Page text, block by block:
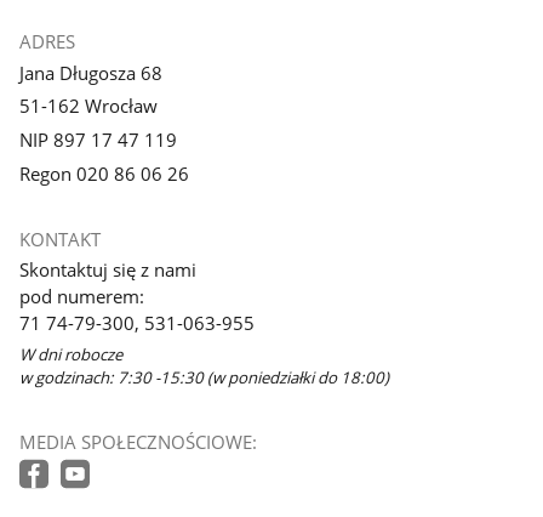
ADRES
Jana Długosza 68
51-162 Wrocław
NIP 897 17 47 119
Regon 020 86 06 26
KONTAKT
Skontaktuj się z nami
pod numerem:
71 74-79-300, 531-063-955
W dni robocze
w godzinach: 7:30 -15:30 (w poniedziałki do 18:00)
MEDIA SPOŁECZNOŚCIOWE: